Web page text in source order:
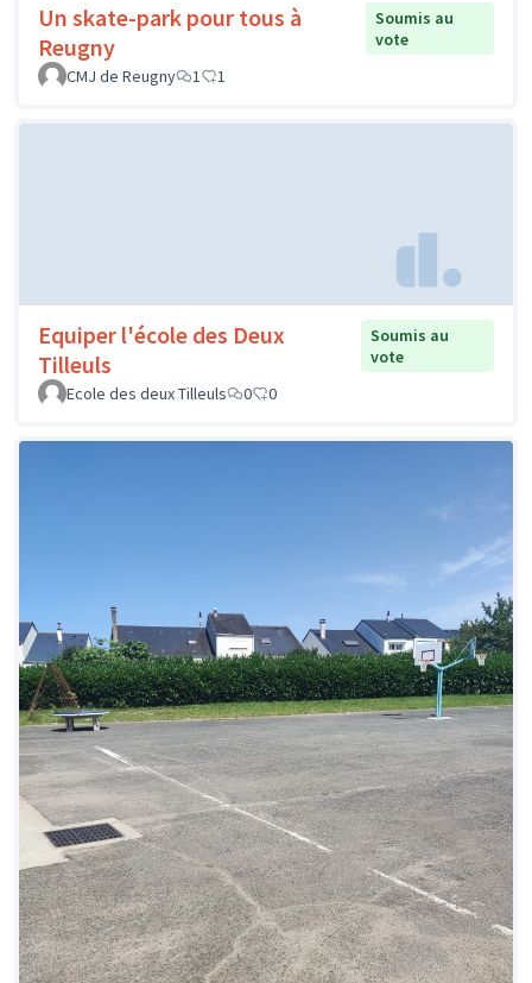
Un skate-park pour tous à
Reugny
Soumis au
vote
CMJ de Reugny
1 1
Equiper l'école des Deux
Tilleuls
Soumis au
vote
Ecole des deux Tilleuls
0 0